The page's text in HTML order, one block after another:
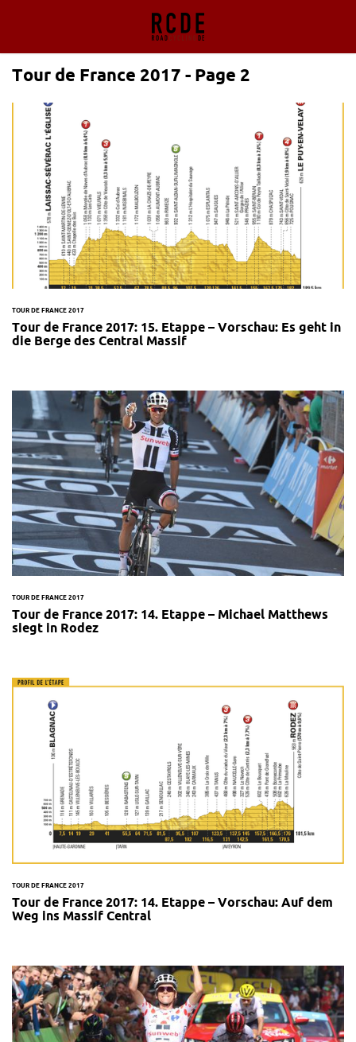
Tour de France 2017 - Page 2
TOUR DE FRANCE 2017
Tour de France 2017: 15. Etappe – Vorschau: Es geht in
die Berge des Central Massif
TOUR DE FRANCE 2017
Tour de France 2017: 14. Etappe – Michael Matthews
siegt in Rodez
TOUR DE FRANCE 2017
Tour de France 2017: 14. Etappe – Vorschau: Auf dem
Weg ins Massif Central